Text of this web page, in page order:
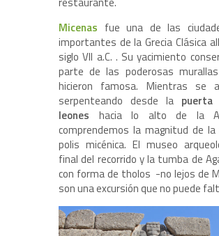
Micenas fue una de las
importantes de la Grecia Clásica
siglo VII a.C. . Su yacimiento
parte de las poderosas
hicieron famosa. Mientras se
serpenteando desde la
leones hacia lo alto de la
comprendemos la magnitud de
polis micénica. El museo
final del recorrido y la tumba de
con forma de tholos -no lejos de
son una excursión que no puede